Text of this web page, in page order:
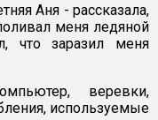
Аня - рассказала,
меня ледяной
что заразил меня
веревки,
используемые